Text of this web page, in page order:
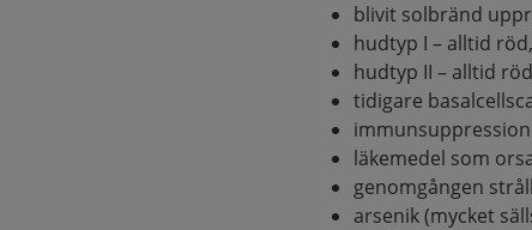
blivit solbränd
hudtyp I – alltid
hudtyp II – alltid
tidigare
immunsuppression
läkemedel som
genomgången
arsenik (mycket